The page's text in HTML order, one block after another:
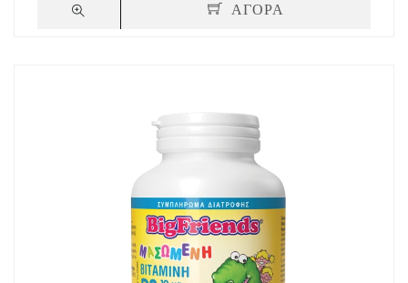
ΑΓΟΡΑ